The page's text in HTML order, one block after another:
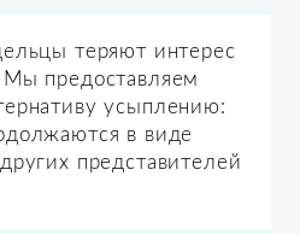
теряют интерес
предоставляем
усыплению:
в виде
представителей